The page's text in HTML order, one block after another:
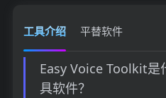
工具介绍 平替软件
Easy Voice Toolkit是
具软件？